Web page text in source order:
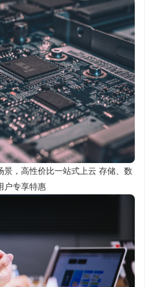
，高性价比一站式上云 存储、数
户专享特惠